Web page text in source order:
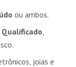
ou ambos.
joias e